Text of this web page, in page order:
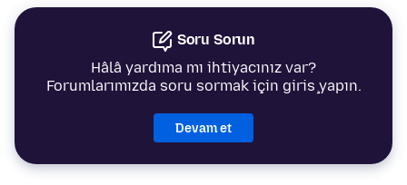
Soru Sorun
Hâlâ yardıma mı ihtiyacınız var?
Forumlarımızda soru sormak için giriş yapın.
Devam et